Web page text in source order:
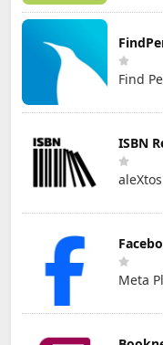
Find
ISBN
aleXtos
Meta